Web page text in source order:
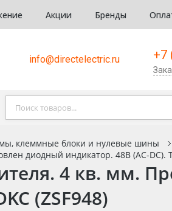
Акции Бренды
info@directelectric.ru +7
клеммные блоки и нулевые шины
диодный индикатор. 48В (AC-DC).
4 кв. мм.
(ZSF948)